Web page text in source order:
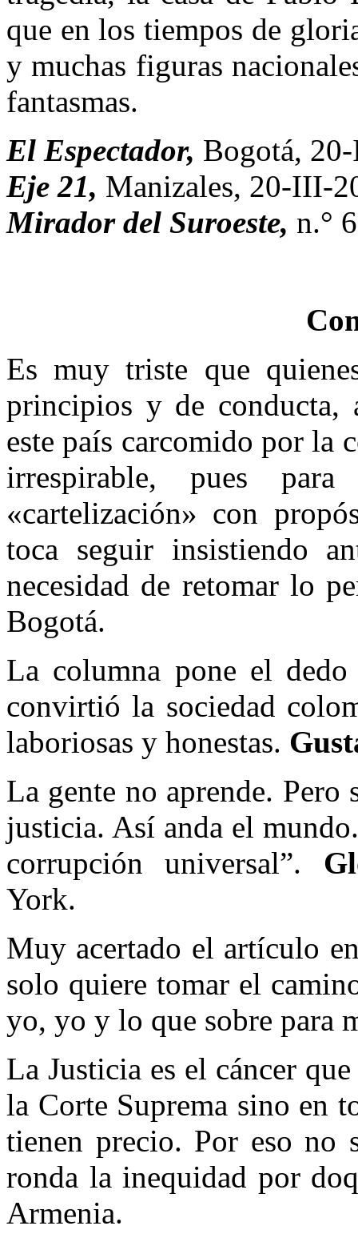
que en los tiempos de
y muchas figuras
fantasmas.
El Espectador, Bogotá,
Eje 21, Manizales, 20-III-
Mirador del Suroeste, n.°
Es muy triste que
principios y de conducta,
este país carcomido por la
irrespirable, pues
«cartelización» con
toca seguir insistiendo
necesidad de retomar lo
Bogotá.
La columna pone el
convirtió la sociedad
laboriosas y honestas.
La gente no aprende.
justicia. Así anda el
corrupción universal”.
York.
Muy acertado el artículo
solo quiere tomar el
yo, yo y lo que sobre para
La Justicia es el cáncer
la Corte Suprema sino en
tienen precio. Por eso no
ronda la inequidad por
Armenia.